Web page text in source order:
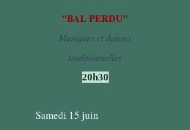
"BAL PERDU"
Musiques et danses
traditionnelles
20h30
Samedi 15 juin